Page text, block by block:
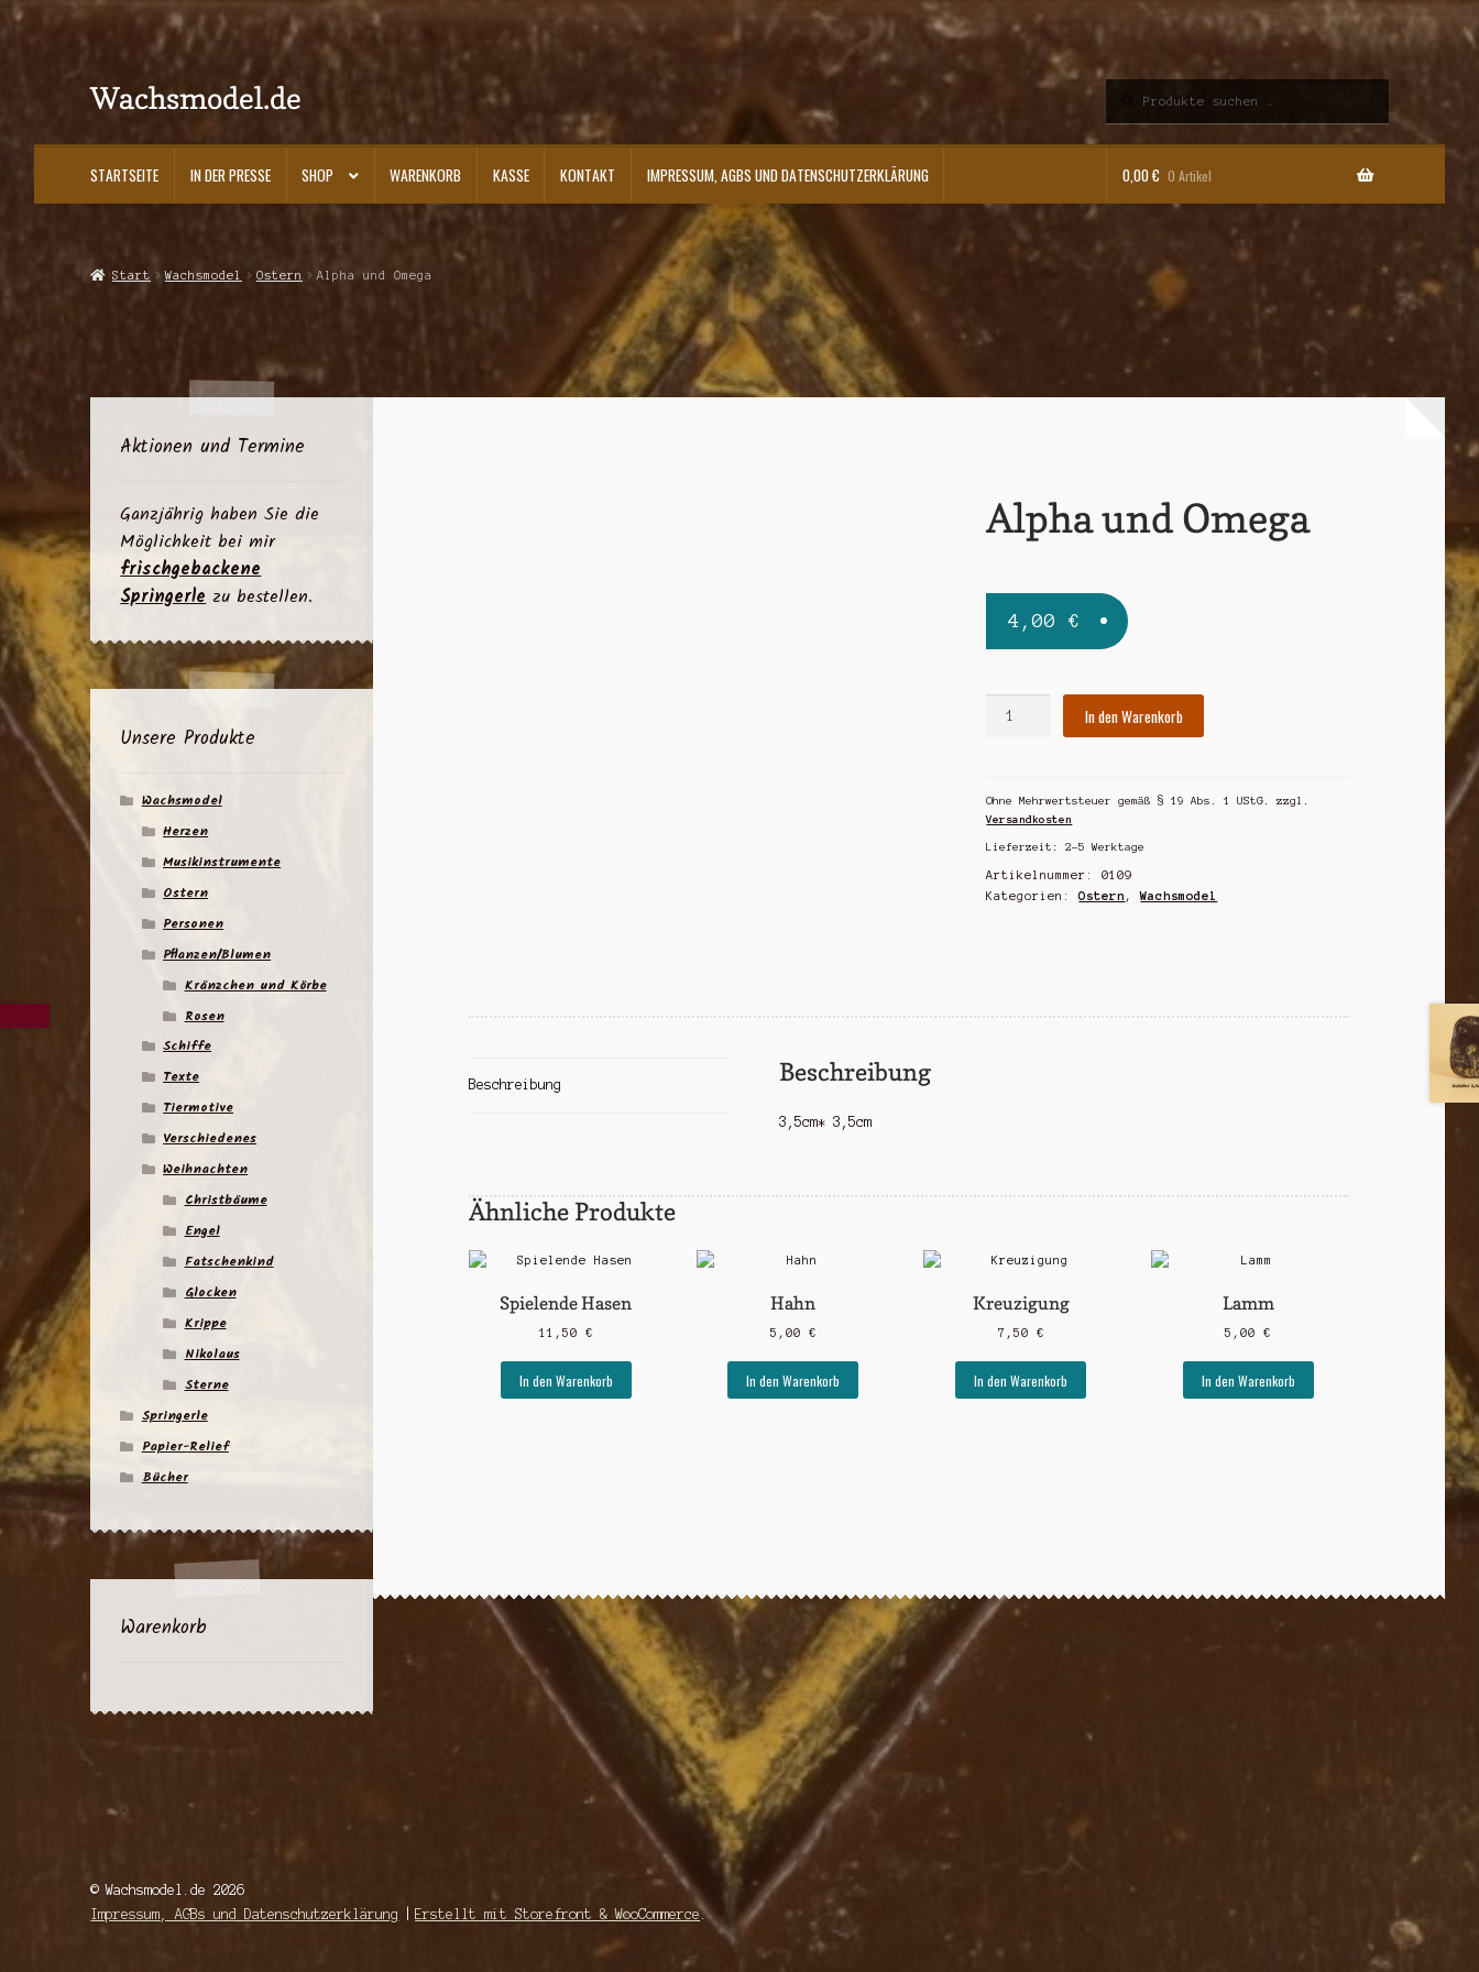
Zur
Navigation
Zum
Inhalt
Wachsmodel.de
nach:
STARTSEITE IN DER PRESSE SHOP WARENKORB KASSE KONTAKT IMPRESSUM, AGBS UND DATENSCHUTZERKLÄRUNG
Versandarten WarenkorbWiderrufsbelehrung
0,00€ 0 Artikel
Start Wachsmodel Ostern Alpha und Omega
Alpha und Omega
4,00 €
In den Warenkorb
Ohne Mehrwertsteuer gemäß § 19 Abs. 1 UStG.
zzgl.
Versandkosten
Lieferzeit:2-5 Werktage
Artikelnummer:0109
Kategorien:Ostern ,Wachsmodel
Beschreibung Beschreibung
3,5cm* 3,5cm
Ähnliche Produkte
Spielende Hasen
11,50 €
In den Warenkorb
Hahn
5,00 €
In den Warenkorb
Kreuzigung
7,50 €
In den Warenkorb
Lamm
5,00€
In den Warenkorb
Aktionen und Termine
Ganzjährig haben Sie die
Möglichkeit bei mir
frischgebackene
Springerlezu bestellen.
Unsere Produkte
Wachsmodel
Herzen
Musikinstrumente
Ostern
Personen
Pflanzen/Blumen
Kränzchen und Körbe
Rosen
Schiffe
Texte
Tiermotive
Verschiedenes
Weihnachten
Christbäume
Engel
Fatschenkind
Glocken
Krippe
Nikolaus
Sterne
Springerle
Papier-Relief
Bücher
Warenkorb
© Wachsmodel.de 2026
Impressum, AGBs und Datenschutzerklärung
Erstellt mit Storefront & WooCommerce.